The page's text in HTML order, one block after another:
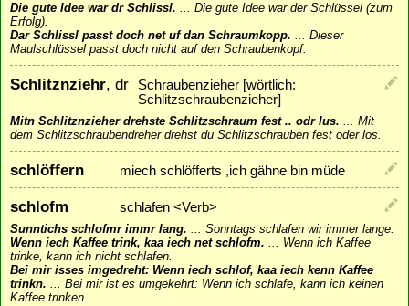
Die gute Idee war dr Schlissl. ... Die gute Idee war der Schlüssel (zum
Erfolg).
Dar Schlissl passt doch net uf dan Schraumkopp. ... Dieser
Maulschlüssel passt doch nicht auf den Schraubenkopf.
Schlitznziehr, dr
Schraubenzieher [wörtlich:
Schlitzschraubenzieher]
Mitn Schlitznzieher drehste Schlitzschraum fest .. odr lus. ... Mit
dem Schlitzschraubendreher drehst du Schlitzschrauben fest oder los.
schlöffern miech schlöfferts ,ich gähne bin müde
schlofm schlafen <Verb>
Sunntichs schlofmr immr lang. ... Sonntags schlafen wir immer lange.
Wenn iech Kaffee trink, kaa iech net schlofm. ... Wenn ich Kaffee
trinke, kann ich nicht schlafen.
Bei mir isses imgedreht: Wenn iech schlof, kaa iech kenn Kaffee
trinkn. ... Bei mir ist es umgekehrt: Wenn ich schlafe, kann ich keinen
Kaffee trinken.